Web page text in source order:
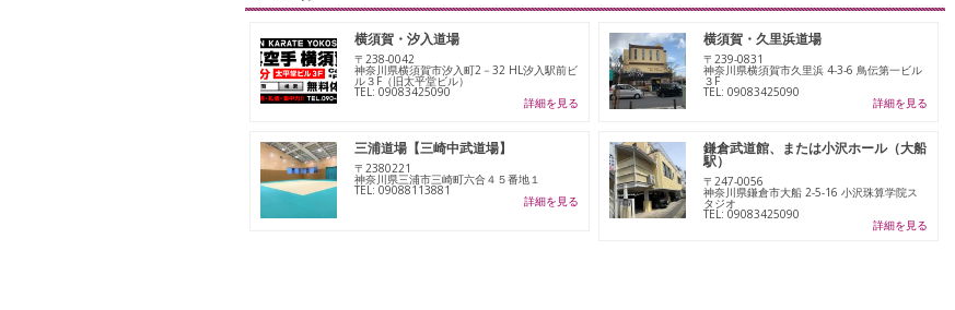
横須賀・汐入道場
〒238‐0042
神奈川県横須賀市汐入町2－32 HL汐入駅前ビ
ル３F（旧太平堂ビル）
TEL: 09083425090
詳細を見る
横須賀・久里浜道場
〒239-0831
神奈川県横須賀市久里浜 4-3-6 鳥伝第一ビル
３F
TEL: 09083425090
詳細を見る
三浦道場【三崎中武道場】
〒2380221
神奈川県三浦市三崎町六合４５番地１
TEL: 09088113881
詳細を見る
鎌倉武道館、または小沢ホール（大船
駅）
〒247-0056
神奈川県鎌倉市大船 2-5-16 小沢珠算学院ス
タジオ
TEL: 09083425090
詳細を見る